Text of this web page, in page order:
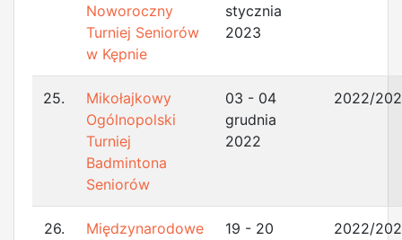
Noworoczny
Turniej Seniorów
w Kępnie
stycznia
2023
25.
Mikołajkowy
Ogólnopolski
Turniej
Badmintona
Seniorów
03 - 04
grudnia
2022
2022/
26.
Międzynarodowe
19 - 20
2022/